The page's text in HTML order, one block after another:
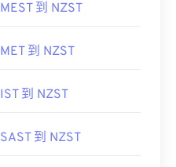
MEST 到 NZST
MET 到 NZST
IST 到 NZST
SAST 到 NZST